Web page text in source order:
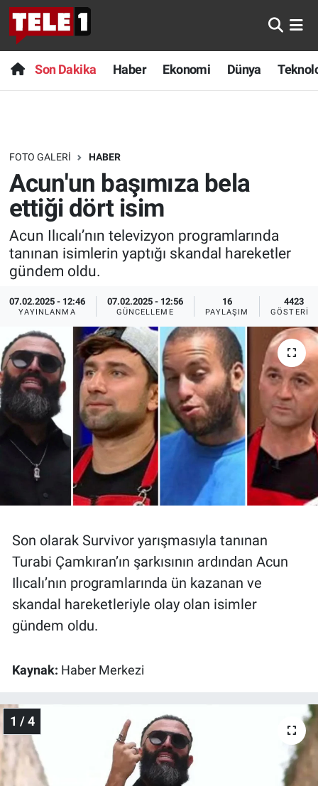
Son Dakika Haber Ekonomi Dünya
FOTO GALERI HABER
Acun'un başımıza bela
ettiği dört isim
Acun Ilıcalı’nın televizyon programlarında
tanınan isimlerin yaptığı skandal hareketler
gündem oldu.
07.02.2025 - 12:46
YAYINLANMA
07.02.2025 - 12:56
GÜNCELLEME
16
PAYLAŞIM
4423
GÖSTERIM
Son olarak Survivor yarışmasıyla tanınan
Turabi Çamkıran’ın şarkısının ardından Acun
Ilıcalı’nın programlarında ün kazanan ve
skandal hareketleriyle olay olan isimler
gündem oldu.
Kaynak: Haber Merkezi
1 / 4
Anında Manşet
Başka Sohbetler
Bilim turu
Bilim ve Teknoloji Evreni
Doğa Konuşuyor
Dünya
Ege Saati
Ege'den Esintiler
Eğitim
Eğlence
Ekonomi
Forum
Gün Başlıyor
Gün Bitiyor
Gün Ortası
Gündem Özel
Günün görüntüsü
İlan
Son Dakika
Haber
Dünya
Teknoloji
Sağlık
Spor
Yayın Akışı
İletişim
Nöbetçi Eczaneler
Hava Durumu
Trafik Durumu
Süper Lig Puan Durumu ve Fikstür
Tüm Manşetler
Son Dakika Haberleri
Haber Arşivi